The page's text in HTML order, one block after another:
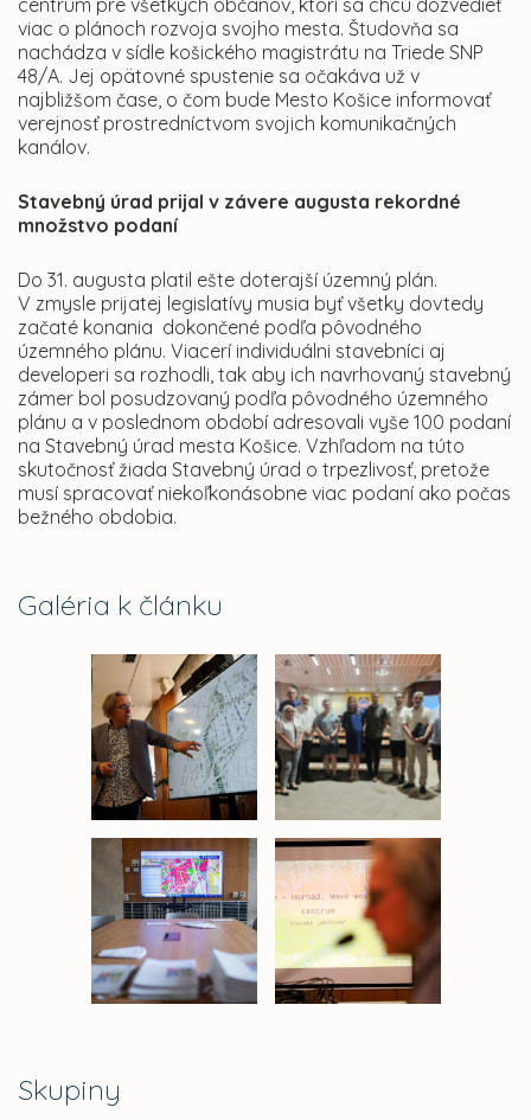
Galéria k článku
Skupiny
centrum pre všetkých občanov, ktorí sa chcú dozvedieť
viac o plánoch rozvoja svojho mesta. Študovňa sa
nachádza v sídle košického magistrátu na Triede SNP
48/A. Jej opätovné spustenie sa očakáva už v
najbližšom čase, o čom bude Mesto Košice informovať
verejnosť prostredníctvom svojich komunikačných
kanálov.
Stavebný úrad prijal v závere augusta rekordné
množstvo podaní
Do 31. augusta platil ešte doterajší územný plán.
V zmysle prijatej legislatívy musia byť všetky dovtedy
začaté konania dokončené podľa pôvodného
územného plánu. Viacerí individuálni stavebníci aj
developeri sa rozhodli, tak aby ich navrhovaný stavebný
zámer bol posudzovaný podľa pôvodného územného
plánu a v poslednom období adresovali vyše 100 podaní
na Stavebný úrad mesta Košice. Vzhľadom na túto
skutočnosť žiada Stavebný úrad o trpezlivosť, pretože
musí spracovať niekoľkonásobne viac podaní ako počas
bežného obdobia.